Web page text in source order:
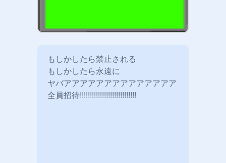
もしかしたら禁止される
もしかしたら永遠に
ヤバアアアアアアアアアアアアアア
全員招待!!!!!!!!!!!!!!!!!!!!!!!!!!!!